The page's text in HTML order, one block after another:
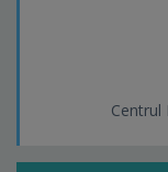
Centrul